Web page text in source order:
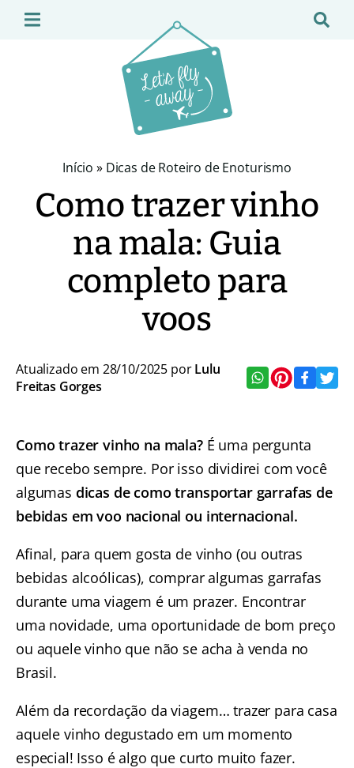
Início » Dicas de Roteiro de Enoturismo
Como trazer vinho
na mala: Guia
completo para
voos
Atualizado em 28/10/2025 porLulu
Freitas Gorges
Como trazer vinho na mala? É uma pergunta
que recebo sempre. Por isso dividirei com você
algumas dicas de como transportar garrafas de
bebidas em voo nacional ou internacional.
Afinal, para quem gosta de vinho (ou outras
bebidas alcoólicas), comprar algumas garrafas
durante uma viagem é um prazer. Encontrar
uma novidade, uma oportunidade de bom preço
ou aquele vinho que não se acha à venda no
Brasil.
Além da recordação da viagem… trazer para casa
aquele vinho degustado em um momento
especial! Isso é algo que curto muito fazer.